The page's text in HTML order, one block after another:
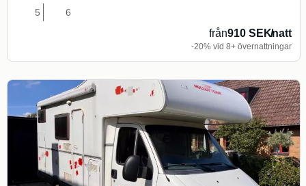
5 6
från910 SEK/natt
-20% vid 8+ övernattningar